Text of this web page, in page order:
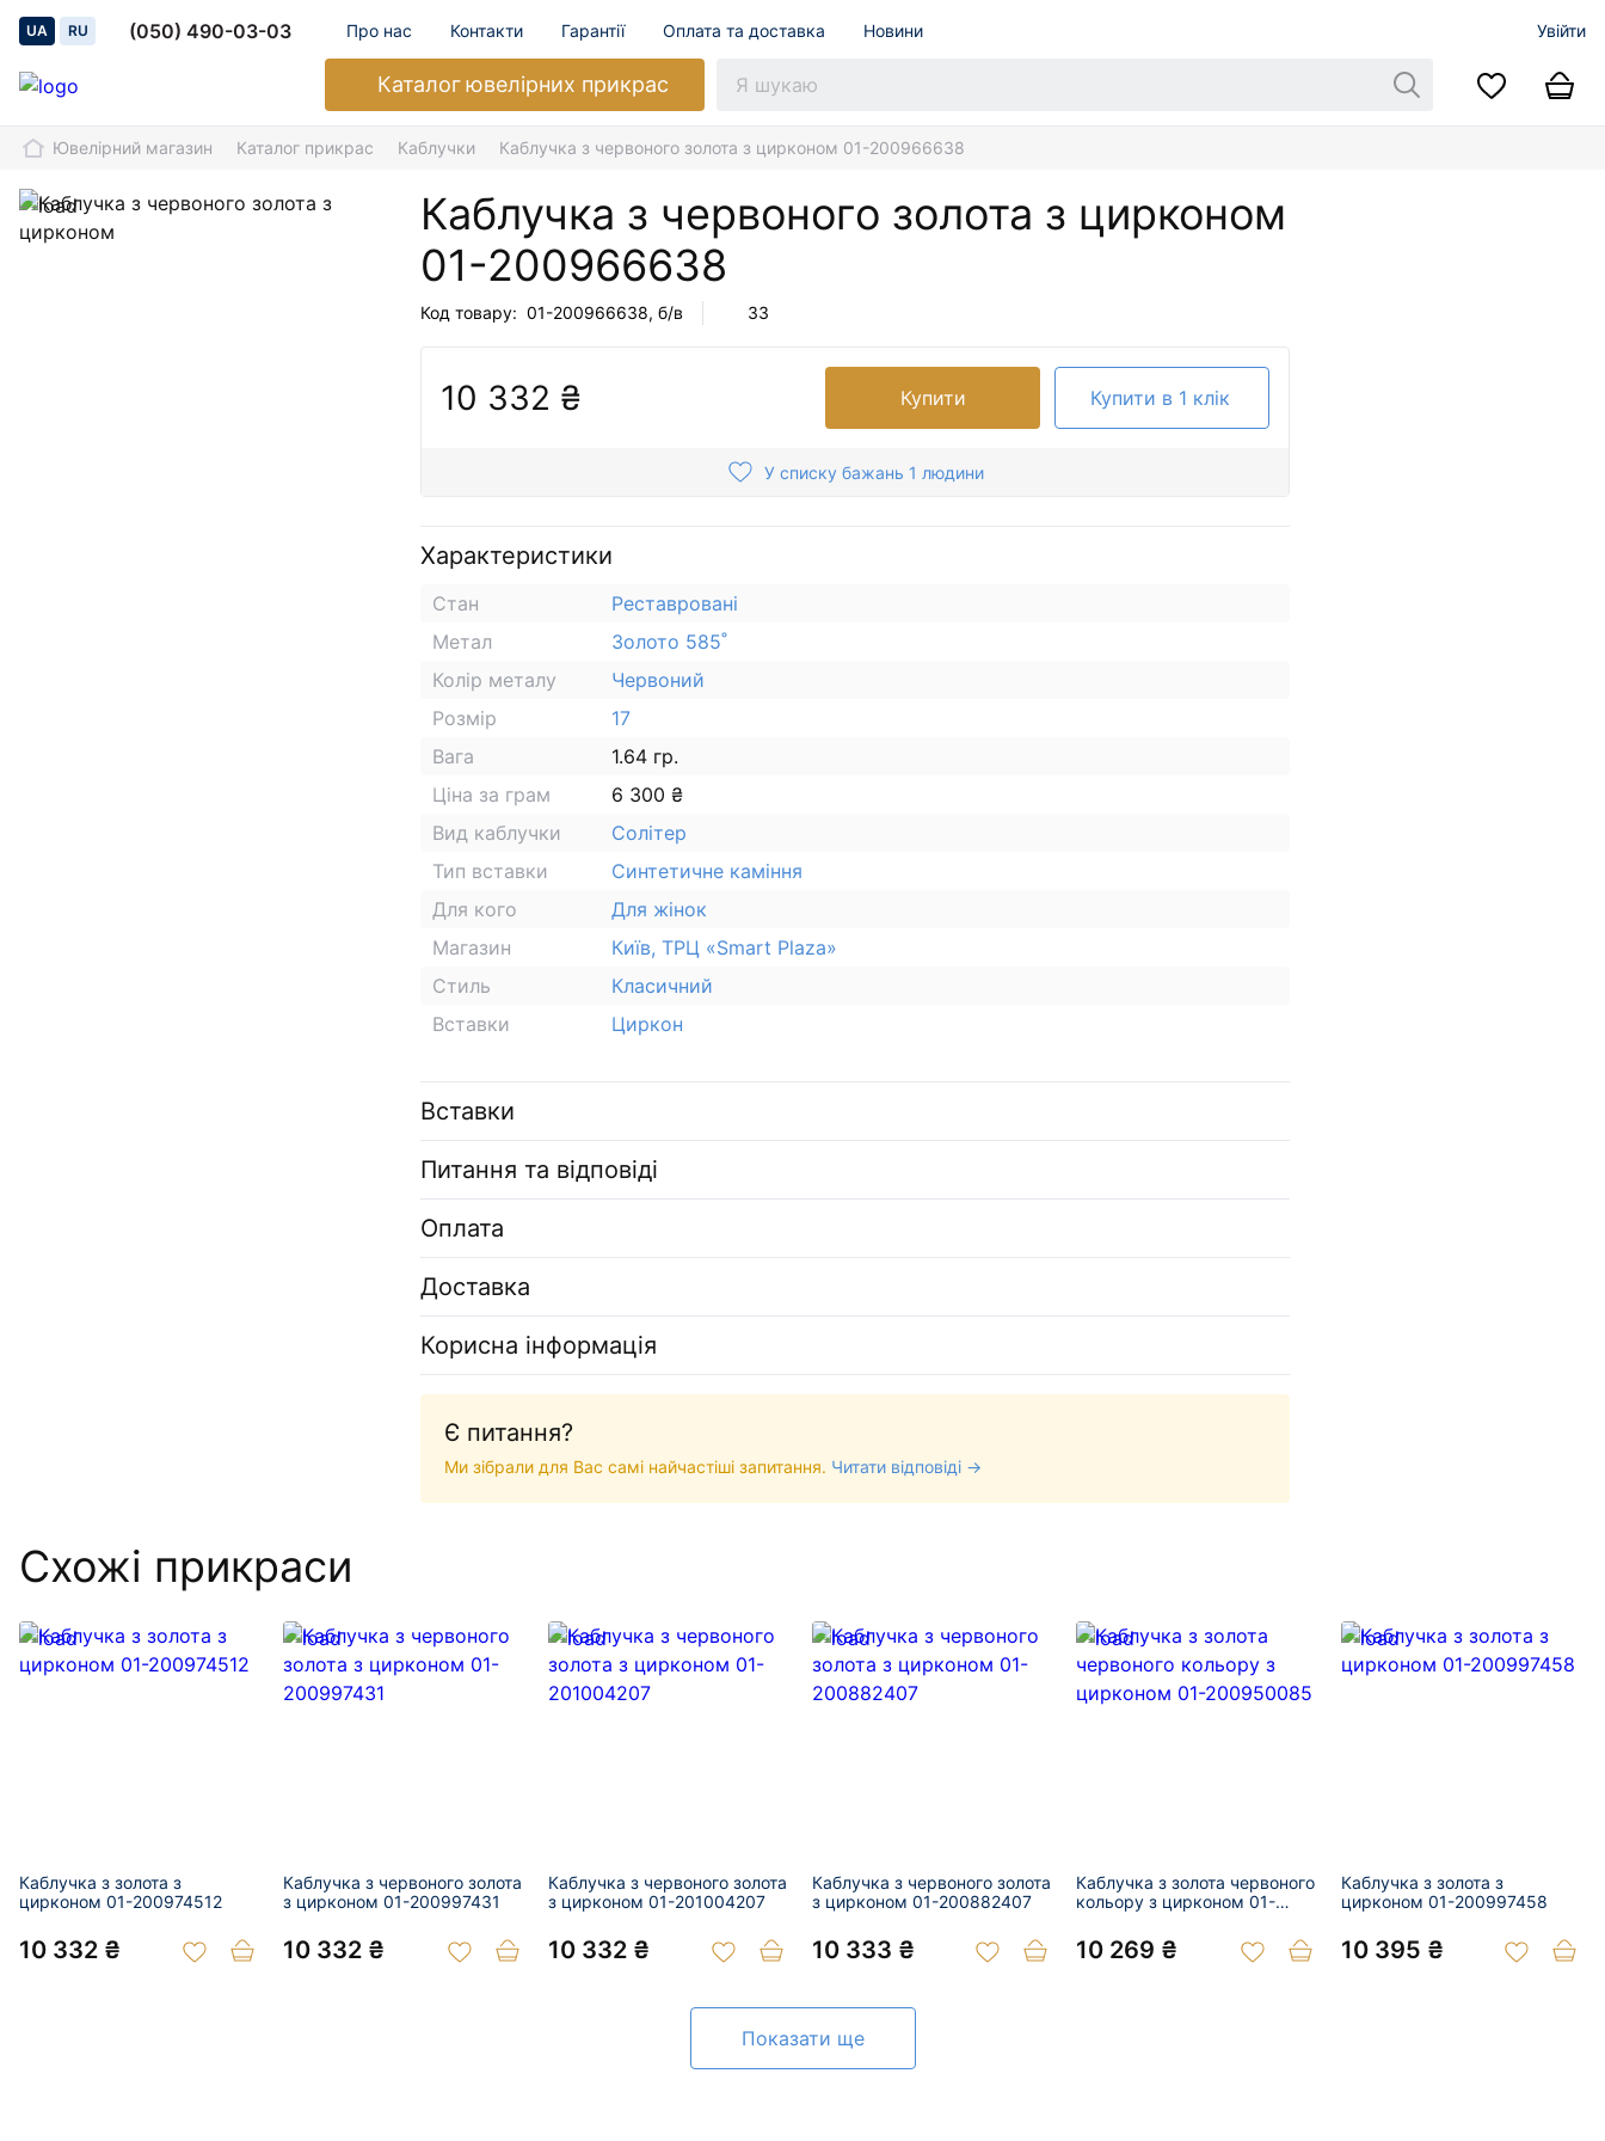
UA RU (050) 490-03-03 Про нас Контакти Гарантії Оплата та доставка Новини Увійти
Каталогювелірних прикрас
Ювелірний магазин Каталог прикрас Каблучки Каблучка з червоного золота з цирконом 01-200966638
Каблучка з червоного золота з цирконом
01-200966638
Код товару: 01-200966638, б/в 33
10 332 ₴ Купити Купити в 1 клік
У списку бажань 1 людини
Характеристики
Стан
Реставровані
Метал
Золото 585˚
Колір металу
Червоний
Розмір
17
Вага
1.64 гр.
Ціна за грам
6 300 ₴
Вид каблучки
Солітер
Тип вставки
Синтетичне каміння
Для кого
Для жінок
Магазин
Київ, ТРЦ «Smart Plaza»
Стиль
Класичний
Вставки
Циркон
Вставки
Питання та відповіді
Оплата
Доставка
Корисна інформація
Є питання?
Ми зібрали для Вас самі найчастіші запитання. Читати відповіді →
Схожі прикраси
Каблучка з золота з
цирконом 01-200974512
10 332 ₴
Каблучка з червоного золота
з цирконом 01-200997431
10 332 ₴
Каблучка з червоного золота
з цирконом 01-201004207
10 332 ₴
Каблучка з червоного золота
з цирконом 01-200882407
10 333 ₴
Каблучка з золота червоного
кольору з цирконом 01-
10 269 ₴
Каблучка з золота з
цирконом 01-200997458
10 395 ₴
Показати ще